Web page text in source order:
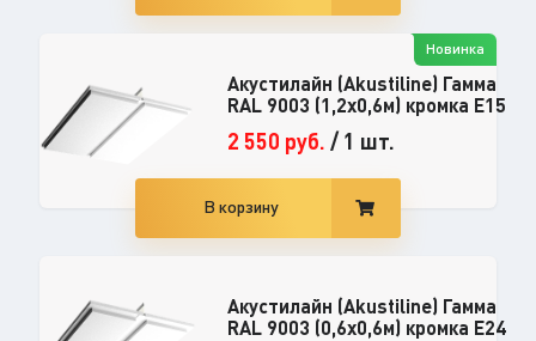
Новинка
Акустилайн (Akustiline) Гамма
RAL 9003 (1,2x0,6м) кромка E15
2 550 руб. /1 шт.
В корзину
Акустилайн (Akustiline) Гамма
RAL 9003 (0,6x0,6м) кромка E24